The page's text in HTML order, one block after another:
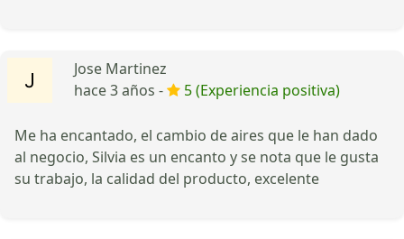
Jose Martinez
hace 3 años -
5 (Experiencia positiva)
Me ha encantado, el cambio de aires que le han dado
al negocio, Silvia es un encanto y se nota que le gusta
su trabajo, la calidad del producto, excelente